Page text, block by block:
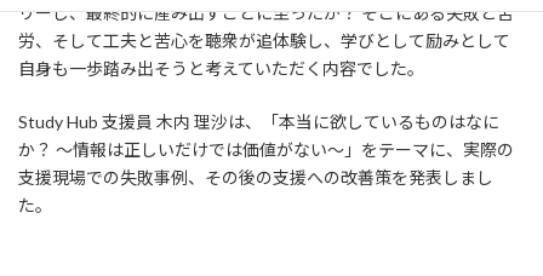
リーし、最終的に産み出すことに至ったか？ そこにある失敗と苦
労、そして工夫と苦心を聴衆が追体験し、学びとして励みとして
自身も一歩踏み出そうと考えていただく内容でした。
Study Hub 支援員 木内 理沙は、「本当に欲しているものはなに
か？ ～情報は正しいだけでは価値がない～」をテーマに、実際の
支援現場での失敗事例、その後の支援への改善策を発表しまし
た。